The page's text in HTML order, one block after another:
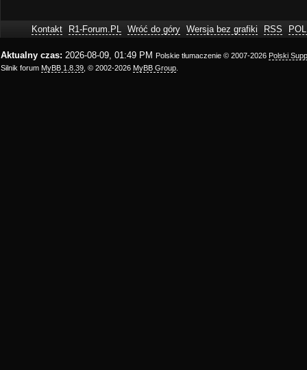
Kontakt R1-Forum.PL Wróć do góry Wersja bez grafiki RSS
Aktualny czas: 2026-08-09, 01:49 PM Polskie tłumaczenie © 2007-2026 Polski
Silnik forum MyBB 1.8.39 , © 2002-2026 MyBB Group